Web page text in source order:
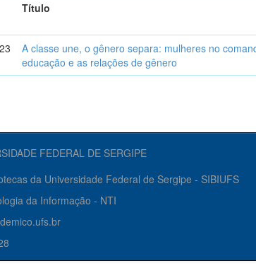
Título
A classe une, o gênero separa: mulheres no
educação e as relações de gênero
FEDERAL DE SERGIPE
da Universidade Federal de Sergipe - SIBIUFS
da Informação - NTI